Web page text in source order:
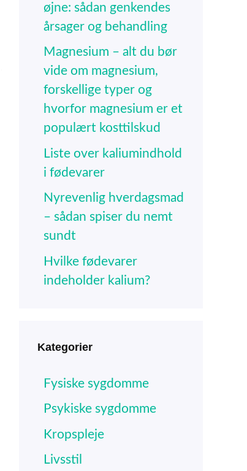
øjne: sådan genkendes
årsager og behandling
Magnesium – alt du bør
vide om magnesium,
forskellige typer og
hvorfor magnesium er et
populært kosttilskud
Liste over kaliumindhold
i fødevarer
Nyrevenlig hverdagsmad
– sådan spiser du nemt
sundt
Hvilke fødevarer
indeholder kalium?
Kategorier
Fysiske sygdomme
Psykiske sygdomme
Kropspleje
Livsstil